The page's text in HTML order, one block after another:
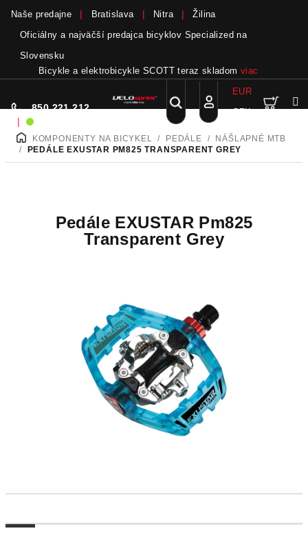
obsah
Naše predajne Bratislava Nitra
Žilina
Oficiálny a najväčší predajca bicyklov Specialized na
Slovensku
Bicykle a elektrobicykle SCOTT teraz skladom viac
850 221 212
|
Hľadať
Prihlásenie
EUR
CZK
DOMOVKOMPONENTY NA BICYKEL / PEDÁLE /
NÁŠLAPNÉ MTB
/
PEDÁLE EXUSTAR PM825 TRANSPARENT GREY
Pedále EXUSTAR Pm825
Transparent Grey